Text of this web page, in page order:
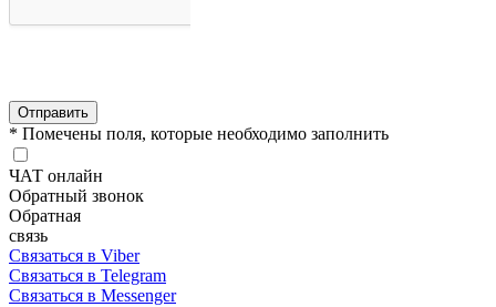
Отправить
* Помечены поля, которые необходимо заполнить
ЧАТ онлайн
Обратный звонок
Обратная
связь
Связаться в Viber
Связаться в Telegram
Связаться в Messenger